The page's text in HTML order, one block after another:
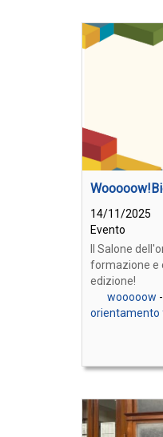
14/11/2025
Evento
Il Salone
formazione e
edizione!
wooooow -
orientamento